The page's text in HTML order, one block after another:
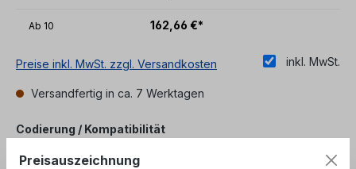
Ab 10 162,66 €*
inkl. MwSt.
Preise inkl. MwSt. zzgl. Versandkosten
Versandfertig in ca. 7 Werktagen
Codierung / Kompatibilitätauswählen
Cisco XFP-10G-MM-SR
Preisauszeichnung